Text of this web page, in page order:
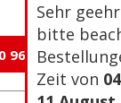
Sehr
bitte
Zeit von
96 105